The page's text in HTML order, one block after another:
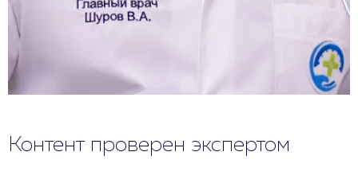
Контент проверен экспертом